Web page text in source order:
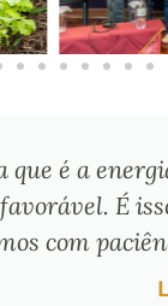
que é a
É
com